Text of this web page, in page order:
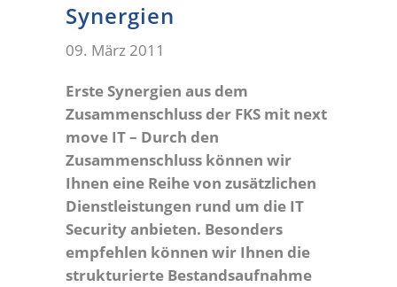
Synergien
09. März 2011
Erste Synergien aus dem
Zusammenschluss der FKS mit next
move IT – Durch den
Zusammenschluss können wir
Ihnen eine Reihe von zusätzlichen
Dienstleistungen rund um die IT
Security anbieten. Besonders
empfehlen können wir Ihnen die
strukturierte Bestandsaufnahme